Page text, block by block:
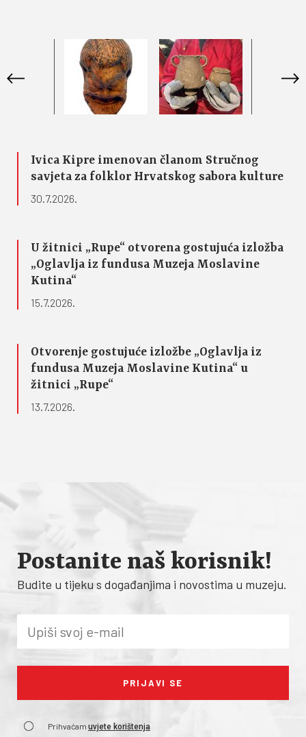
Ivica Kipre imenovan članom Stručnog
savjeta za folklor Hrvatskog sabora kulture
30.7.2026.
U žitnici „Rupe“ otvorena gostujuća izložba
„Oglavlja iz fundusa Muzeja Moslavine
Kutina“
15.7.2026.
Otvorenje gostujuće izložbe „Oglavlja iz
fundusa Muzeja Moslavine Kutina“ u
žitnici „Rupe“
13.7.2026.
Postanite naš korisnik!
Budite u tijeku s događanjima i novostima u muzeju.
Prihvaćam uvjete korištenja